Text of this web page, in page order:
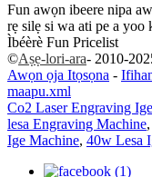
Fun awọn ibeere nipa
rẹ silẹ si wa ati pe a yoo
Ìbéèrè Fun Pricelist
©Aṣẹ-lori-ara- 2010-
Awọn ọja Itọsọna -
maapu.xml
Co2 Laser Engraving
lesa Engraving Machine,
Ige Machine, 40w Lesa